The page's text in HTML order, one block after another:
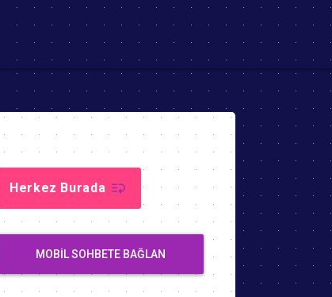
Herkez Burada
MOBIL SOHBETE BAĞLAN